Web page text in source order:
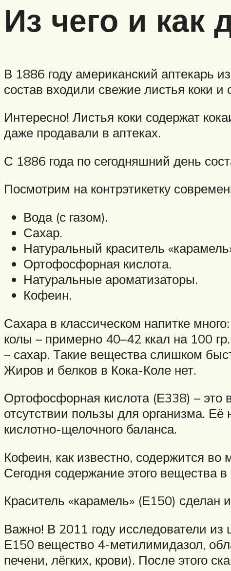
Из чего и как
В 1886 году американский аптекарь
состав входили свежие листья коки и
Интересно! Листья коки содержат
даже продавали в аптеках.
С 1886 года по сегодняшний день
Посмотрим на контрэтикетку
Вода (с газом).
Сахар.
Натуральный краситель
Ортофосфорная кислота.
Натуральные ароматизаторы.
Кофеин.
Сахара в классическом напитке
колы – примерно 40–42 ккал на 100
– сахар. Такие вещества слишком
Жиров и белков в Кока-Коле нет.
Ортофосфорная кислота (Е338) – это
отсутствии пользы для организма.
кислотно-щелочного баланса.
Кофеин, как известно, содержится во
Сегодня содержание этого вещества в
Краситель «карамель» (Е150) сделан
Важно! В 2011 году исследователи
Е150 вещество 4-метилимидазол,
печени, лёгких, крови). После этого